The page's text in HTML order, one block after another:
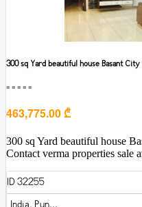
300 sq Yard beautiful house Basant City
■■■■■
463,775.00 ₾
300 sq Yard beautiful house
Contact verma properties sale
ID 32255